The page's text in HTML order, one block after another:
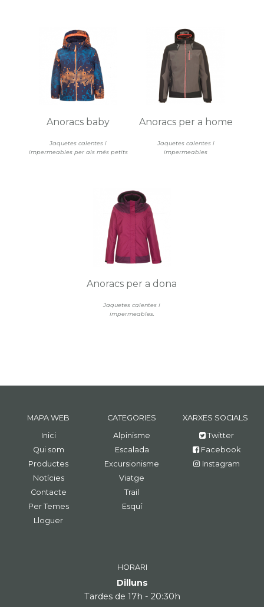
Jaquetes calentes i
impermeables per als més petits
Anoracs baby
Jaquetes calentes i
impermeables
Anoracs per a home
Jaquetes calentes i
impermeables.
Anoracs per a dona
MAPA WEB
Inici
Qui som
Productes
Notícies
Contacte
Per Temes
Lloguer
CATEGORIES
Alpinisme
Escalada
Excursionisme
Viatge
Trail
Esquí
XARXES SOCIALS
Twitter
Facebook
Instagram
HORARI
Dilluns
Tardes de 17h - 20:30h